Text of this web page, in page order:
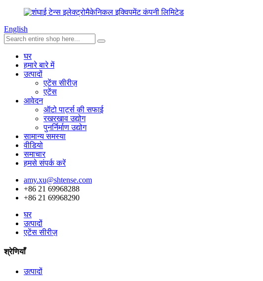
English
घर
हमारे बारे में
उत्पादों
एटेंस सीरीज़
एटेंस
आवेदन
ऑटो पार्ट्स की सफाई
रखरखाव उद्योग
पुनर्निर्माण उद्योग
सामान्य समस्या
वीडियो
समाचार
हमसे संपर्क करें
amy.xu@shtense.com
+86 21 69968288
+86 21 69968290
घर
उत्पादों
एटेंस सीरीज़
श्रेणियाँ
उत्पादों